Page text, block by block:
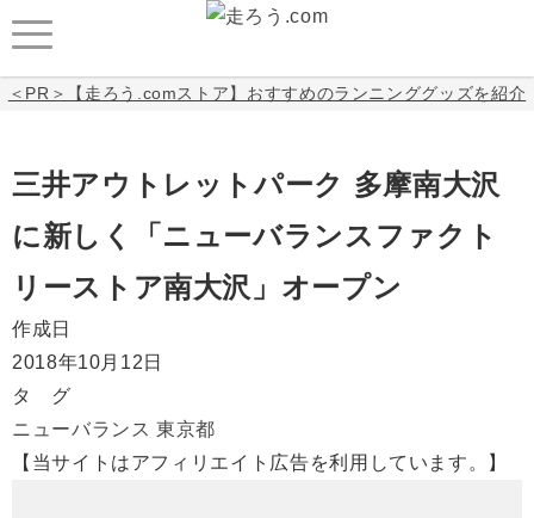
＜PR＞【走ろう.comストア】おすすめのランニンググッズを紹介
三井アウトレットパーク 多摩南大沢
に新しく「ニューバランスファクト
リーストア南大沢」オープン
作成日
2018年10月12日
タ グ
ニューバランス 東京都
【当サイトはアフィリエイト広告を利用しています。】